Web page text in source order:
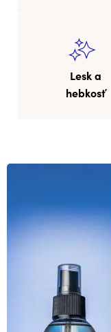
Lesk a
hebkosť